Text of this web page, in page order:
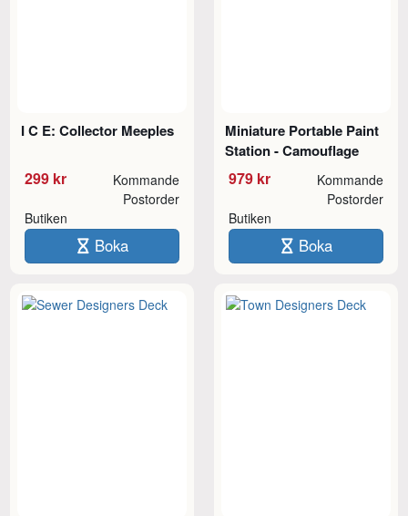
I C E: Collector Meeples
299 kr Kommande
Butiken
Postorder
Boka
Miniature Portable Paint
Station - Camouflage
979 kr Kommande
Butiken
Postorder
Boka